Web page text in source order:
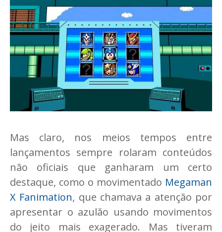
Mas claro, nos meios tempos entre
lançamentos sempre rolaram conteúdos
não oficiais que ganharam um certo
destaque, como o movimentado Megaman
X Fanimation, que chamava a atenção por
apresentar o azulão usando movimentos
do jeito mais exagerado. Mas tiveram